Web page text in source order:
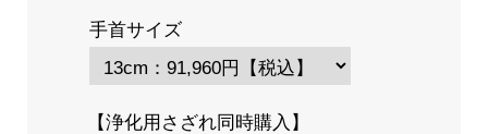
手首サイズ
【浄化用さざれ同時購入】